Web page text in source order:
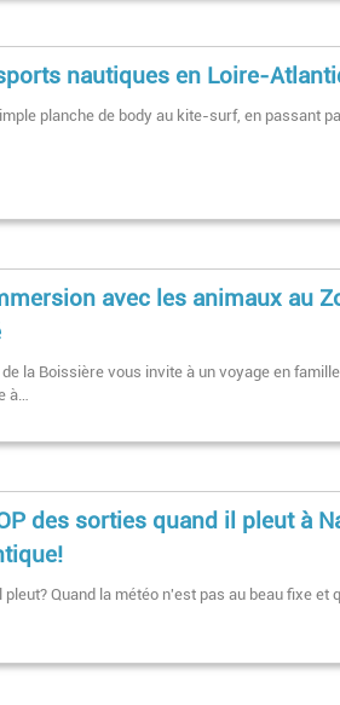
nautiques en Loire-
planche de body au kite-surf, en passant
avec les animaux au
de la Boissière vous invite à un voyage en
à…
des sorties quand il pleut à
pleut? Quand la météo n'est pas au beau fixe